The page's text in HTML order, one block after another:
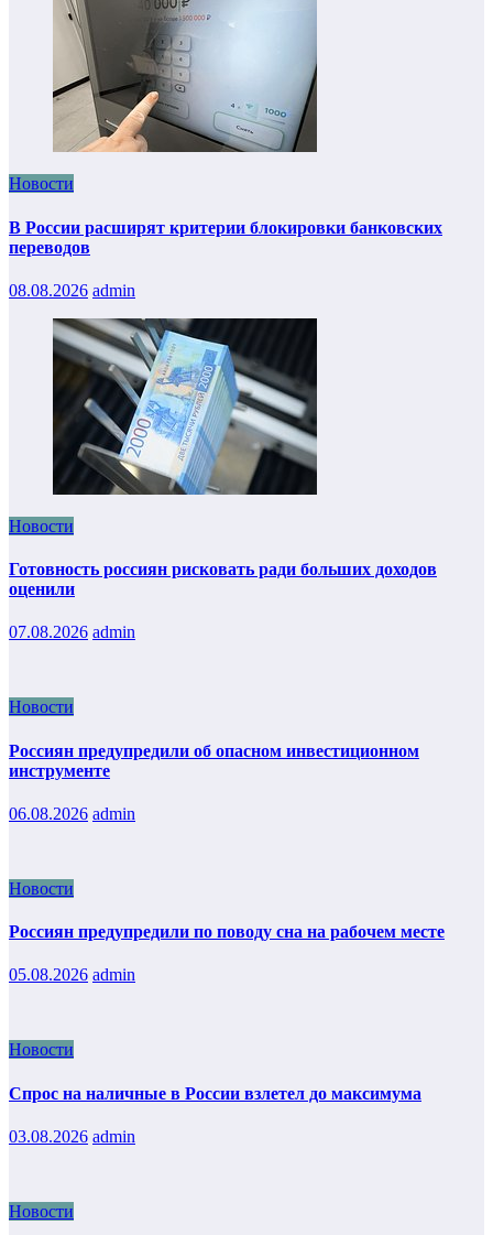
Новости
В России расширят критерии блокировки банковских
переводов
08.08.2026 admin
Новости
Готовность россиян рисковать ради больших доходов
оценили
07.08.2026 admin
Новости
Россиян предупредили об опасном инвестиционном
инструменте
06.08.2026 admin
Новости
Россиян предупредили по поводу сна на рабочем месте
05.08.2026 admin
Новости
Спрос на наличные в России взлетел до максимума
03.08.2026 admin
Новости